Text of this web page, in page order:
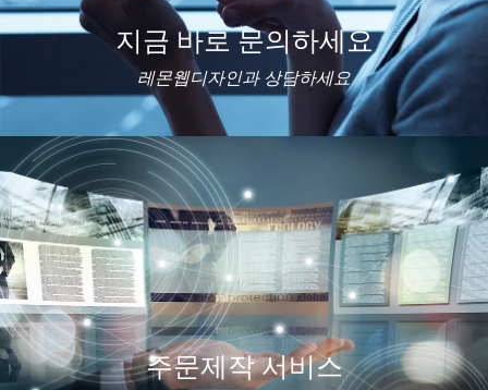
지금 바로 문의하세요
레몬웹디자인과 상담하세요
주문제작 서비스